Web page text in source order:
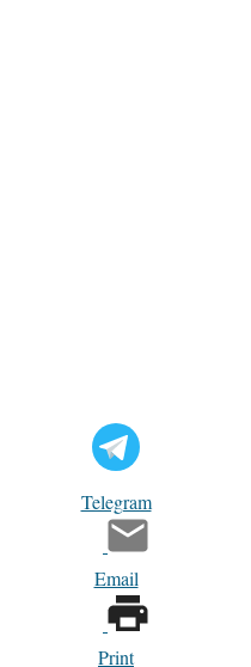
Telegram
Email
Print